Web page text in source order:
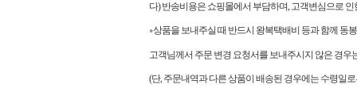
다) 반송비용은 쇼핑몰에서 부담하며, 고객변심으로
●상품을 보내주실 때 반드시 왕복택배비 등과 함께 동
고객님께서 주문 변경 요청서를 보내주시지 않은 경우
(단, 주문내역과 다른 상품이 배송된 경우에는 수령일